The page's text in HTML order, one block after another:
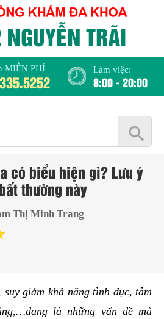
MIỄN PHÍ Làm việc:
8:00 - 20:00
có biểu hiện gì? Lưu ý
thường này
Thị Minh Trang
suy giảm khả năng tình dục, tâm
là những vấn đề mà